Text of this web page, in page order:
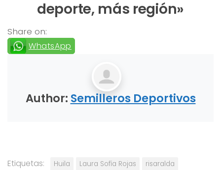
deporte, más región»
Share on:
WhatsApp
Author: Semilleros Deportivos
Etiquetas: Huila Laura Sofía Rojas
risaralda